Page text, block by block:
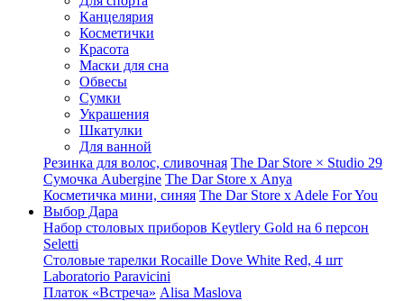
Канцелярия
Косметички
Красота
Маски для сна
Обвесы
Сумки
Украшения
Шкатулки
Для ванной
Резинка для волос, сливочная The Dar Store × Studio 29
Сумочка Aubergine The Dar Store x Anya
Косметичка мини, синяя The Dar Store x Adele For You
Выбор Дара
Набор столовых приборов Keytlery Gold на 6 персон
Seletti
Столовые тарелки Rocaille Dove White Red, 4 шт
Laboratorio Paravicini
Платок «Встреча» Alisa Maslova